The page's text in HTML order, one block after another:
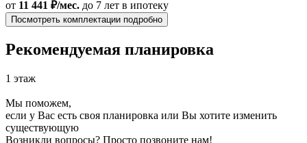
от 11 441 ₽/мес. до 7 лет в ипотеку
Посмотреть комплектации подробно
Рекомендуемая планировка
1 этаж
Мы поможем,
если у Вас есть своя планировка или Вы хотите изменить
существующую
Возникли вопросы? Просто позвоните нам!